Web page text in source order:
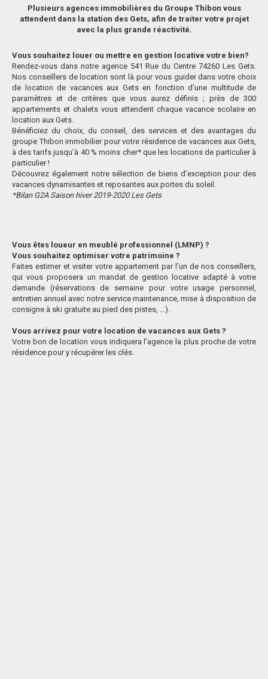
Plusieurs agences immobilières du Groupe Thibon vous
attendent dans la station des Gets, afin de traiter votre projet
avec la plus grande réactivité.
Vous souhaitez louer ou mettre en gestion locative votre bien?
Rendez-vous dans notre agence 541 Rue du Centre 74260 Les Gets.
Nos conseillers de location sont là pour vous guider dans votre choix
de location de vacances aux Gets en fonction d’une multitude de
paramètres et de critères que vous aurez définis ; près de 300
appartements et chalets vous attendent chaque vacance scolaire en
location aux Gets.
Bénéficiez du choix, du conseil, des services et des avantages du
groupe Thibon immobilier pour votre résidence de vacances aux Gets,
à des tarifs jusqu’à 40 % moins cher* que les locations de particulier à
particulier !
Découvrez également notre sélection de biens d’exception pour des
vacances dynamisantes et reposantes aux portes du soleil.
*Bilan G2A Saison hiver 2019-2020 Les Gets
Vous êtes loueur en meublé professionnel (LMNP) ?
Vous souhaitez optimiser votre patrimoine ?
Faites estimer et visiter votre appartement par l’un de nos conseillers,
qui vous proposera un mandat de gestion locative adapté à votre
demande (réservations de semaine pour votre usage personnel,
entretien annuel avec notre service maintenance, mise à disposition de
consigne à ski gratuite au pied des pistes, …).
Vous arrivez pour votre location de vacances aux Gets ?
Votre bon de location vous indiquera l’agence la plus proche de votre
résidence pour y récupérer les clés.